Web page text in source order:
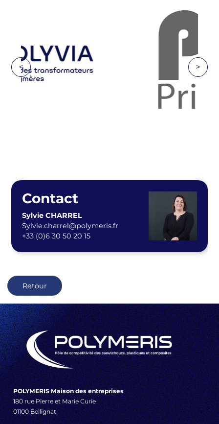
< >
Contact
Sylvie CHARREL
Sylvie.charrel@polymeris.fr
+33 (0)6 30 50 20 15
Retour
POLYMERIS Maison des entreprises
180 rue Pierre et Marie Curie
01100 Bellignat